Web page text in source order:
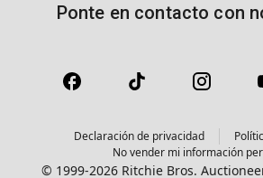
Ponte en contacto con
Declaración de privacidad
No vender mi información
© 1999-2026 Ritchie Bros.